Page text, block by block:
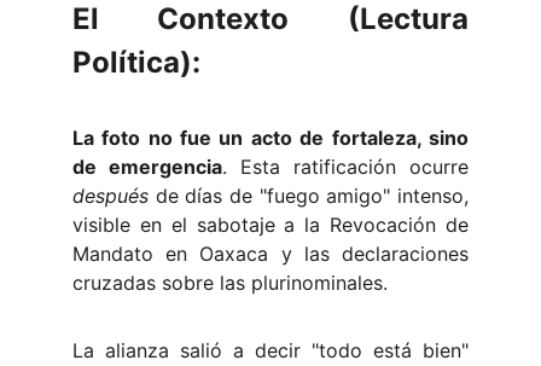
El Contexto (Lectura
Política):
La foto no fue un acto de fortaleza, sino
de emergencia. Esta ratificación ocurre
después de días de "fuego amigo" intenso,
visible en el sabotaje a la Revocación de
Mandato en Oaxaca y las declaraciones
cruzadas sobre las plurinominales.
La alianza salió a decir "todo está bien"